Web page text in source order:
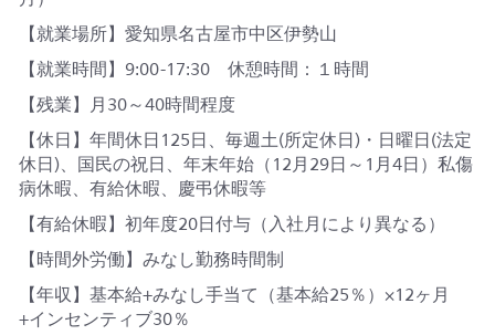
【就業場所】愛知県名古屋市中区伊勢山
【就業時間】9:00-17:30 休憩時間：１時間
【残業】月30～40時間程度
【休日】年間休日125日、毎週土(所定休日)・日曜日(法定
休日)、国民の祝日、年末年始（12月29日～1月4日）私傷
病休暇、有給休暇、慶弔休暇等
【有給休暇】初年度20日付与（入社月により異なる）
【時間外労働】みなし勤務時間制
【年収】基本給+みなし手当て（基本給25％）×12ヶ月
+インセンティブ30％